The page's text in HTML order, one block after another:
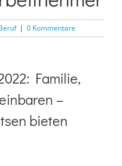
| 0 Kommentare
Familie,
–
bieten